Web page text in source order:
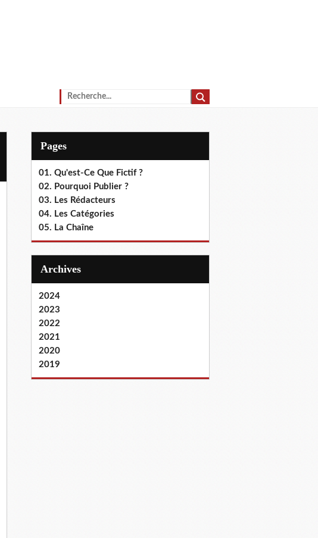
Pages
01. Qu'est-Ce Que Fictif ?
02. Pourquoi Publier ?
03. Les Rédacteurs
04. Les Catégories
05. La Chaîne
Archives
2024
2023
2022
2021
2020
2019